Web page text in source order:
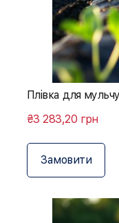
Плівка для
₴3 283,20 грн
Замовити